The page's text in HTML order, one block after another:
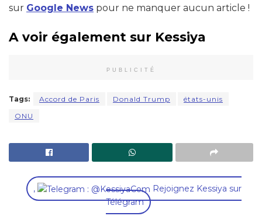
sur Google News pour ne manquer aucun article !
A voir également sur Kessiya
PUBLICITÉ
Tags: Accord de Paris Donald Trump
états-unis
ONU
,
Rejoignez Kessiya sur
Télégram